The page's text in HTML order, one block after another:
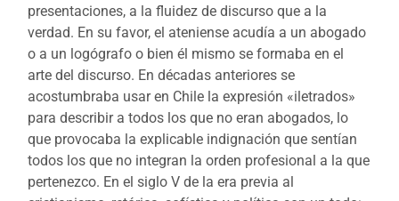
presentaciones, a la fluidez de discurso que a la
verdad. En su favor, el ateniense acudía a un abogado
o a un logógrafo o bien él mismo se formaba en el
arte del discurso. En décadas anteriores se
acostumbraba usar en Chile la expresión «iletrados»
para describir a todos los que no eran abogados, lo
que provocaba la explicable indignación que sentían
todos los que no integran la orden profesional a la que
pertenezco. En el siglo V de la era previa al